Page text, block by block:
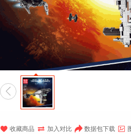

 收藏商品  加入对比  数据包下载 